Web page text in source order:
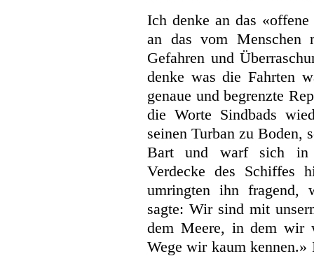
Ich denke an das
an das vom Menschen
Gefahren und
denke was die Fahrten
genaue und begrenzte
die Worte Sindbads
seinen Turban zu Boden,
Bart und warf sich in
Verdecke des Schiffes
umringten ihn fragend,
sagte: Wir sind mit
dem Meere, in dem wir
Wege wir kaum kennen.»